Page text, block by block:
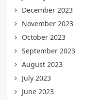
December 2023
November 2023
October 2023
September 2023
August 2023
July 2023
June 2023